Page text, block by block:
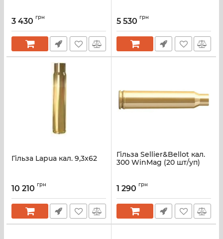
3 430 грн 5 530 грн
Гільза Lapua кал. 9,3х62
10 210 грн
Гільза Sellier&Bellot кал.
300 WinMag (20 шт/уп)
1 290 грн